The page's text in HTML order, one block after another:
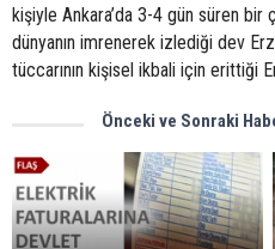
kişiyle Ankara’da 3-4 gün süren bir
dünyanın imrenerek izlediği dev
tüccarının kişisel ikbali için erittiği
Önceki ve Sonraki